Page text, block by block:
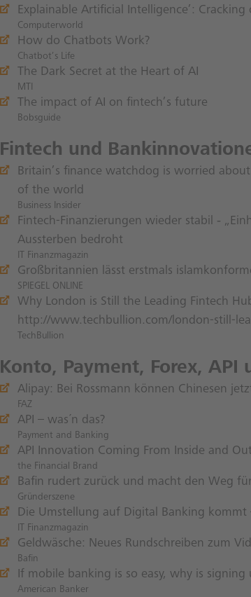
Explainable Artificial Intelligence’:
Computerworld
How do Chatbots Work?
Chatbot’s Life
The Dark Secret at the Heart of AI
MTI
The impact of AI on fintech’s future
Bobsguide
Fintech und
Britain’s finance watchdog is worried
of the world
Business Insider
Fintech-Finanzierungen wieder stabil ‑
Aussterben bedroht
IT Finanzmagazin
Großbritannien lässt erstmals
SPIEGEL ONLINE
Why London is Still the Leading Fintech
http://www.techbullion.com/london-still-
TechBullion
Konto, Payment, Forex, API
Alipay: Bei Rossmann können Chinesen
FAZ
API – was´n das?
Payment and Banking
API Innovation Coming From Inside and
the Financial Brand
Bafin rudert zurück und macht den Weg
Gründerszene
Die Umstellung auf Digital Banking kommt
IT Finanzmagazin
Geldwäsche: Neues Rundschreiben zum
Bafin
If mobile banking is so easy, why is signing
American Banker